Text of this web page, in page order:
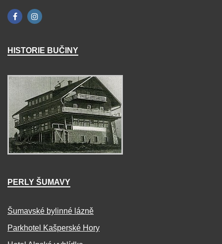
HISTORIE BUČINY
PERLY ŠUMAVY
Šumavské bylinné lázně
Parkhotel Kašperské Hory